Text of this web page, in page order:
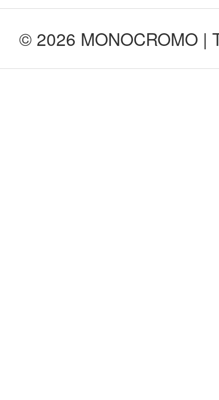
© 2026 MONOCROMO |